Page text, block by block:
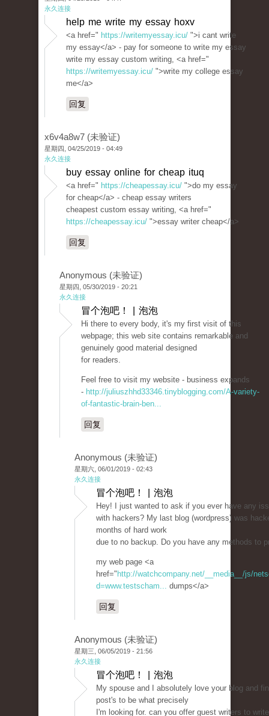
永久连接
help me write my essay hoxv
<a href=" https://writemyessay.icu/ ">i cant write
my essay</a> - pay for someone to write my essay
write my essay custom writing, <a href="
https://writemyessay.icu/ ">write my college essay
me</a>
回复
x6v4a8w7 (未验证)
星期四, 04/25/2019 - 04:49
永久连接
buy essay online for cheap ituq
<a href=" https://cheapessay.icu/ ">do my essay
for cheap</a> - cheap essay writers
cheapest custom essay writing, <a href="
https://cheapessay.icu/ ">essay writer cheap</a>
回复
Anonymous (未验证)
星期四, 05/30/2019 - 20:21
永久连接
冒个泡吧！ | 泡泡
Hi there to every body, it's my first visit of this
webpage; this web site contains remarkable and
genuinely good material designed
for readers.
Feel free to visit my website - business expands
- http://juliuszhhd33346.tinyblogging.com/A-variety-
of-fantastic-brain-ben...
回复
Anonymous (未验证)
星期六, 06/01/2019 - 02:43
永久连接
冒个泡吧！ | 泡泡
Hey! I just wanted to ask if you ever have any
with hackers? My last blog (wordpress) was
months of hard work
due to no backup. Do you have any methods to
my web page <a
href=" http://watchcompany.net/__media__/js/
d=www.testscham... dumps</a>
回复
Anonymous (未验证)
星期三, 06/05/2019 - 21:56
永久连接
冒个泡吧！ | 泡泡
My spouse and I absolutely love your blog and
post's to be what precisely
I'm looking for. can you offer guest writers to write